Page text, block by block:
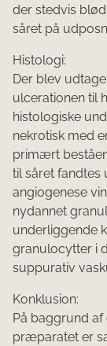
der stedvis
såret på
Histologi:
Der blev
ulcerationen til
histologiske
nekrotisk med
primært
til såret fandtes
angiogenese
nydannet
underliggende
granulocytter i
suppurativ
Konklusion:
På baggrund
præparatet er